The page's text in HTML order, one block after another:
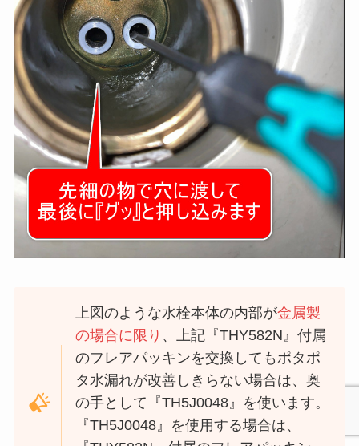
上図のような水栓本体の内部が金属製
の場合に限り 、上記『THY582N』付属
のフレアパッキンを交換してもポタポ
タ水漏れが改善しきらない場合は、奥
の手として『TH5J0048』を使います。
『TH5J0048』を使用する場合は、